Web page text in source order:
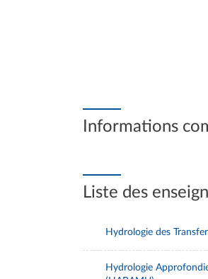
Informations
Liste des
Hydrologie des
Hydrologie